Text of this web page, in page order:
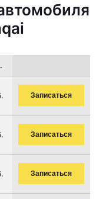
Записаться
Записаться
Записаться